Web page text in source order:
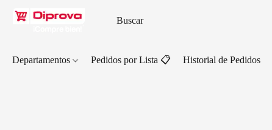
Departamentos Pedidos por Lista 📋 Historial de Pedidos